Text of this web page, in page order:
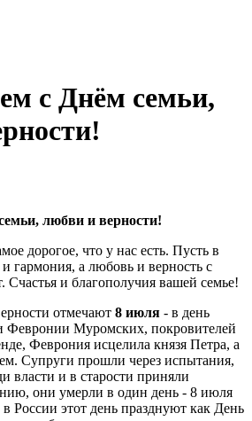
с Днём семьи,
любви и верности!
дорогое, что у нас есть. Пусть в
гармония, а любовь и верность с
Счастья и благополучия вашей семье!
отмечают 8 июля - в день
Февронии Муромских, покровителей
Феврония исцелила князя Петра, а
Супруги прошли через испытания,
власти и в старости приняли
они умерли в один день - 8 июля
России этот день празднуют как День